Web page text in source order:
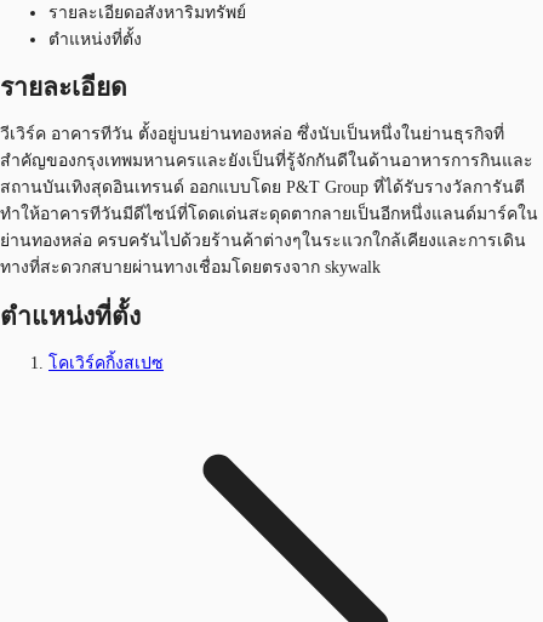
รายละเอียดอสังหาริมทรัพย์
ตำแหน่งที่ตั้ง
รายละเอียด
วีเวิร์ค อาคารทีวัน ตั้งอยู่บนย่านทองหล่อ ซึ่งนับเป็นหนึ่งในย่านธุรกิจที่
สำคัญของกรุงเทพมหานครและยังเป็นที่รู้จักกันดีในด้านอาหารการกินและ
สถานบันเทิงสุดอินเทรนด์ ออกแบบโดย P&T Group ที่ได้รับรางวัลการันตี
ทำให้อาคารทีวันมีดีไซน์ที่โดดเด่นสะดุดตากลายเป็นอีกหนึ่งแลนด์มาร์คใน
ย่านทองหล่อ ครบครันไปด้วยร้านค้าต่างๆในระแวกใกล้เคียงและการเดิน
ทางที่สะดวกสบายผ่านทางเชื่อมโดยตรงจาก skywalk
ตำแหน่งที่ตั้ง
โคเวิร์คกิ้งสเปซ